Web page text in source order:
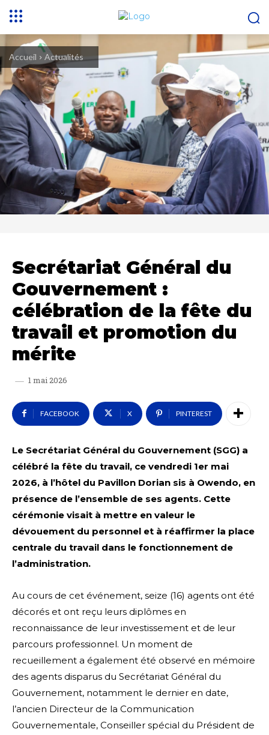
Accueil Actualités
Secrétariat Général du
Gouvernement :
célébration de la fête du
travail et promotion du
mérite
1 mai 2026
FACEBOOK X PINTEREST
Le Secrétariat Général du Gouvernement (SGG) a
célébré la fête du travail, ce vendredi 1er mai
2026, à l’hôtel du Pavillon Dorian sis à Owendo, en
présence de l’ensemble de ses agents. Cette
cérémonie visait à mettre en valeur le
dévouement du personnel et à réaffirmer la place
centrale du travail dans le fonctionnement de
l’administration.
Au cours de cet événement, seize (16) agents ont été
décorés et ont reçu leurs diplômes en
reconnaissance de leur investissement et de leur
parcours professionnel. Un moment de
recueillement a également été observé en mémoire
des agents disparus du Secrétariat Général du
Gouvernement, notamment le dernier en date,
l’ancien Directeur de la Communication
Gouvernementale, Conseiller spécial du Président de